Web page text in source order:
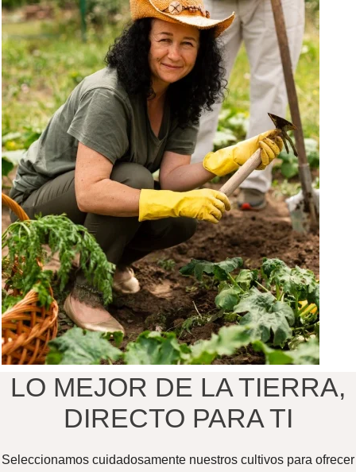
LO MEJOR DE LA TIERRA,
DIRECTO PARA TI
Seleccionamos cuidadosamente nuestros cultivos para ofrecer